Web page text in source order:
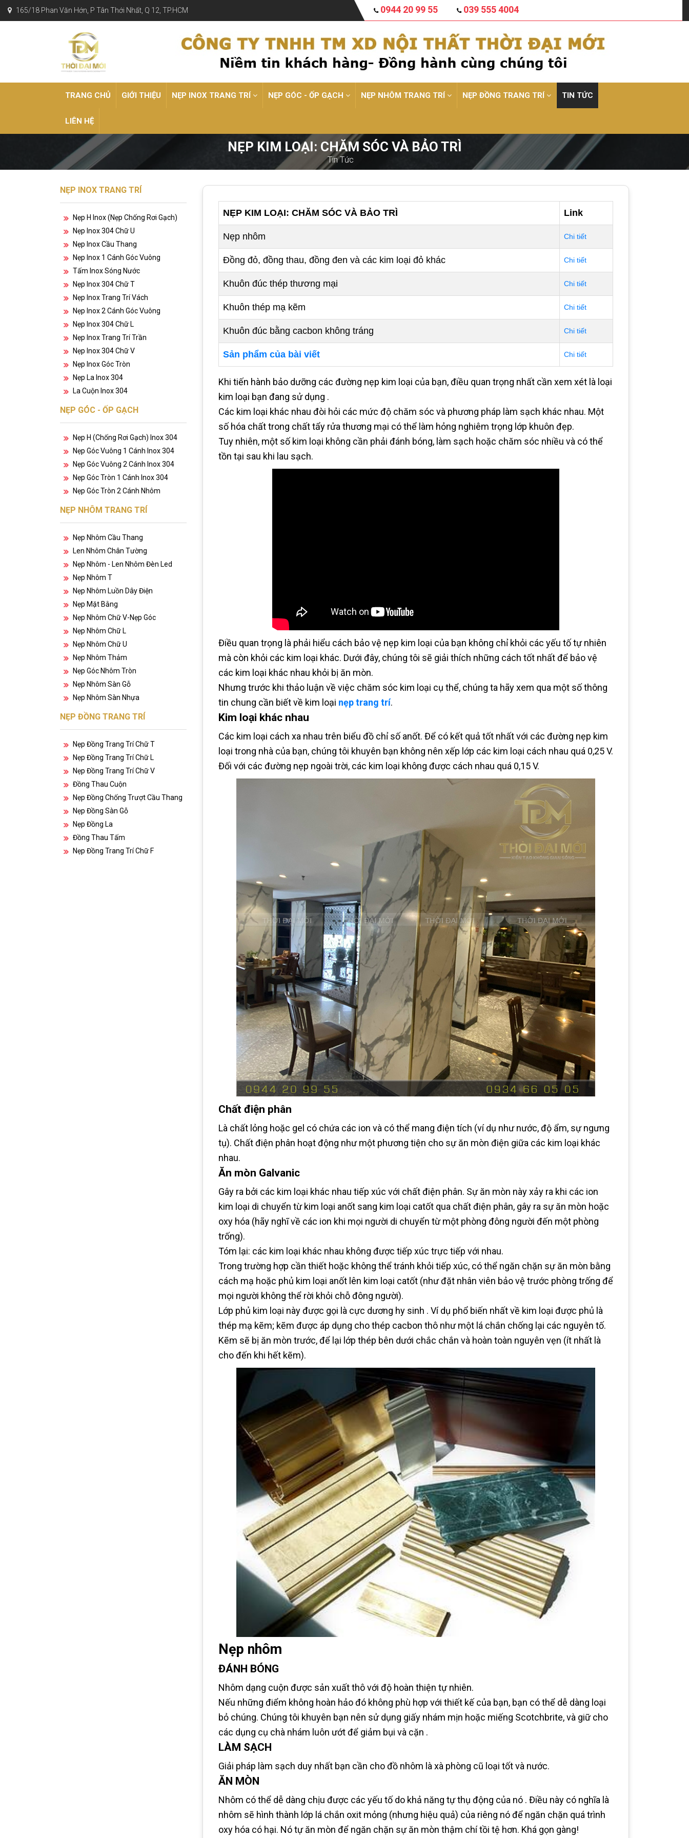
165/18 Phan Văn Hớn, P Tân Thới Nhất, Q 12, TP.HCM 0944 20 99 55 039 555 4004
TRANG CHỦ GIỚI THIỆU NẸP INOX TRANG TRÍ NẸP GÓC - ỐP GẠCH NẸP NHÔM TRANG TRÍ NẸP ĐỒNG TRANG TRÍ TIN TỨC
LIÊN HỆ
NẸP KIM LOẠI: CHĂM SÓC VÀ BẢO TRÌ
Tin Tức
NẸP INOX TRANG TRÍ
Nẹp H Inox (nẹp Chống Rơi Gạch)
Nẹp Inox 304 Chữ U
Nẹp Inox Cầu Thang
Nẹp Inox 1 Cánh Góc Vuông
Tấm Inox Sóng Nước
Nẹp Inox 304 Chữ T
Nẹp Inox Trang Trí Vách
Nẹp Inox 2 Cánh Góc Vuông
Nẹp Inox 304 Chữ L
Nẹp Inox Trang Trí Trần
Nẹp Inox 304 Chữ V
Nẹp Inox Góc Tròn
Nẹp La Inox 304
La Cuộn Inox 304
NẸP GÓC - ỐP GẠCH
Nẹp H (chống Rơi Gạch) Inox 304
Nẹp Góc Vuông 1 Cánh Inox 304
Nẹp Góc Vuông 2 Cánh Inox 304
Nẹp Góc Tròn 1 Cánh Inox 304
Nẹp Góc Tròn 2 Cánh Nhôm
NẸP NHÔM TRANG TRÍ
Nẹp Nhôm Cầu Thang
Len Nhôm Chân Tường
Nẹp Nhôm - Len Nhôm Đèn Led
Nẹp Nhôm T
Nẹp Nhôm Luồn Dây Điện
Nẹp Mặt Bằng
Nẹp Nhôm Chữ V-Nẹp Góc
Nẹp Nhôm Chữ L
Nẹp Nhôm Chữ U
Nẹp Nhôm Thảm
Nẹp Góc Nhôm Tròn
Nẹp Nhôm Sàn Gỗ
Nẹp Nhôm Sàn Nhựa
NẸP ĐỒNG TRANG TRÍ
Nẹp Đồng Trang Trí Chữ T
Nẹp Đồng Trang Trí Chữ L
Nẹp Đồng Trang Trí Chữ V
Đồng Thau Cuộn
Nẹp Đồng Chống Trượt Cầu Thang
Nẹp Đồng Sàn Gỗ
Nẹp Đồng La
Đồng Thau Tấm
Nẹp Đồng Trang Trí Chữ F
NẸP KIM LOẠI: CHĂM SÓC VÀ BẢO TRÌ Link
Nẹp nhôm Chi tiết
Đồng đỏ, đồng thau, đồng đen và các kim loại đỏ khác Chi tiết
Khuôn đúc thép thương mại Chi tiết
Khuôn thép mạ kẽm Chi tiết
Khuôn đúc bằng cacbon không tráng Chi tiết
Sản phẩm của bài viết Chi tiết
Khi tiến hành bảo dưỡng các đường nẹp kim loại của bạn, điều quan trọng nhất cần xem xét là loại
kim loại bạn đang sử dụng .
Các kim loại khác nhau đòi hỏi các mức độ chăm sóc và phương pháp làm sạch khác nhau. Một
số hóa chất trong chất tẩy rửa thương mại có thể làm hỏng nghiêm trọng lớp khuôn đẹp.
Tuy nhiên, một số kim loại không cần phải đánh bóng, làm sạch hoặc chăm sóc nhiều và có thể
tồn tại sau khi lau sạch.
Điều quan trọng là phải hiểu cách bảo vệ nẹp kim loại của bạn không chỉ khỏi các yếu tố tự nhiên
mà còn khỏi các kim loại khác. Dưới đây, chúng tôi sẽ giải thích những cách tốt nhất để bảo vệ
các kim loại khác nhau khỏi bị ăn mòn.
Nhưng trước khi thảo luận về việc chăm sóc kim loại cụ thể, chúng ta hãy xem qua một số thông
tin chung cần biết về kim loại nẹp trang trí.
Kim loại khác nhau
Các kim loại cách xa nhau trên biểu đồ chỉ số anốt. Để có kết quả tốt nhất với các đường nẹp kim
loại trong nhà của bạn, chúng tôi khuyên bạn không nên xếp lớp các kim loại cách nhau quá 0,25 V.
Đối với các đường nẹp ngoài trời, các kim loại không được cách nhau quá 0,15 V.
Chất điện phân
Là chất lỏng hoặc gel có chứa các ion và có thể mang điện tích (ví dụ như nước, độ ẩm, sự ngưng
tụ). Chất điện phân hoạt động như một phương tiện cho sự ăn mòn điện giữa các kim loại khác
nhau.
Ăn mòn Galvanic
Gây ra bởi các kim loại khác nhau tiếp xúc với chất điện phân. Sự ăn mòn này xảy ra khi các ion
kim loại di chuyển từ kim loại anốt sang kim loại catốt qua chất điện phân, gây ra sự ăn mòn hoặc
oxy hóa (hãy nghĩ về các ion khi mọi người di chuyển từ một phòng đông người đến một phòng
trống).
Tóm lại: các kim loại khác nhau không được tiếp xúc trực tiếp với nhau.
Trong trường hợp cần thiết hoặc không thể tránh khỏi tiếp xúc, có thể ngăn chặn sự ăn mòn bằng
cách mạ hoặc phủ kim loại anốt lên kim loại catốt (như đặt nhân viên bảo vệ trước phòng trống để
mọi người không thể rời khỏi chỗ đông người).
Lớp phủ kim loại này được gọi là cực dương hy sinh . Ví dụ phổ biến nhất về kim loại được phủ là
thép mạ kẽm; kẽm được áp dụng cho thép cacbon thô như một lá chắn chống lại các nguyên tố.
Kẽm sẽ bị ăn mòn trước, để lại lớp thép bên dưới chắc chắn và hoàn toàn nguyên vẹn (ít nhất là
cho đến khi hết kẽm).
Nẹp nhôm
ĐÁNH BÓNG
Nhôm dạng cuộn được sản xuất thô với độ hoàn thiện tự nhiên.
Nếu những điểm không hoàn hảo đó không phù hợp với thiết kế của bạn, bạn có thể dễ dàng loại
bỏ chúng. Chúng tôi khuyên bạn nên sử dụng giấy nhám mịn hoặc miếng Scotchbrite, và giữ cho
các dụng cụ chà nhám luôn ướt để giảm bụi và cặn .
LÀM SẠCH
Giải pháp làm sạch duy nhất bạn cần cho đồ nhôm là xà phòng cũ loại tốt và nước.
ĂN MÒN
Nhôm có thể dễ dàng chịu được các yếu tố do khả năng tự thụ động của nó . Điều này có nghĩa là
nhôm sẽ hình thành lớp lá chắn oxit mỏng (nhưng hiệu quả) của riêng nó để ngăn chặn quá trình
oxy hóa có hại. Nó tự ăn mòn để ngăn chặn sự ăn mòn thậm chí tồi tệ hơn. Khá gọn gàng!